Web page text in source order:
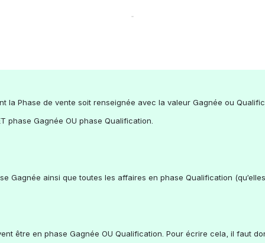
Phase de vente soit renseignée avec la valeur Gagnée ou
phase Gagnée OU phase Qualification.
ainsi que toutes les affaires en phase Qualification
être en phase Gagnée OU Qualification. Pour écrire cela, il faut